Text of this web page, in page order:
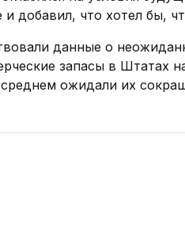
добавил, что хотел бы,
данные о
запасы в Штатах
ожидали их